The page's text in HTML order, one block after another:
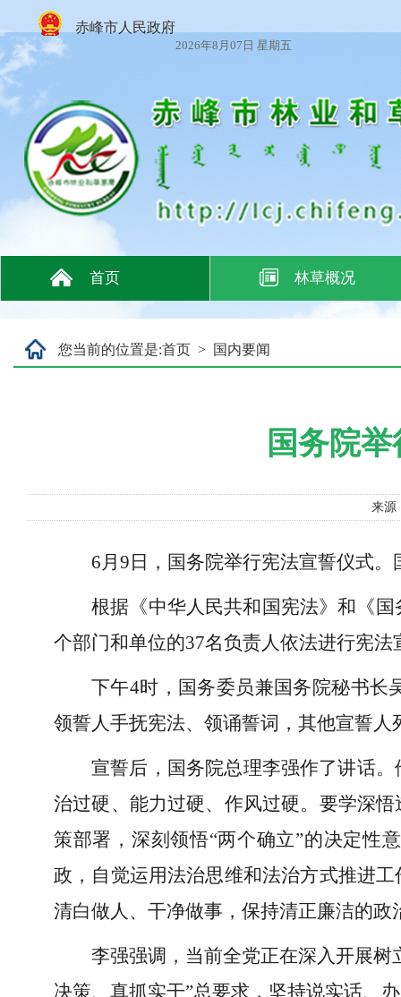
赤峰市人民政府
2026年8月07日 星期五
首页 林草概况
您当前的位置是:首页 > 国内要闻
国务院
来
6月9日，国务院举行宪法宣誓仪式
根据《中华人民共和国宪法》和《
个部门和单位的37名负责人依法进行宪法
下午4时，国务委员兼国务院秘书长
领誓人手抚宪法、领诵誓词，其他宣誓人
宣誓后，国务院总理李强作了讲话
治过硬、能力过硬、作风过硬。要学深
策部署，深刻领悟“两个确立”的决定性
政，自觉运用法治思维和法治方式推进
清白做人、干净做事，保持清正廉洁的政
李强强调，当前全党正在深入开展
决策、真抓实干”总要求，坚持说实话、